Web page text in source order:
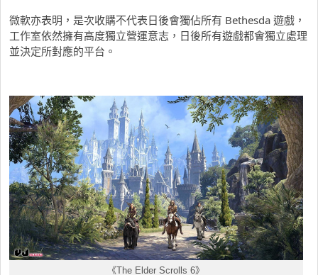
微軟亦表明，是次收購不代表日後會獨佔所有 Bethesda 遊戲，
工作室依然擁有高度獨立營運意志，日後所有遊戲都會獨立處理
並決定所對應的平台。
《The Elder Scrolls 6》